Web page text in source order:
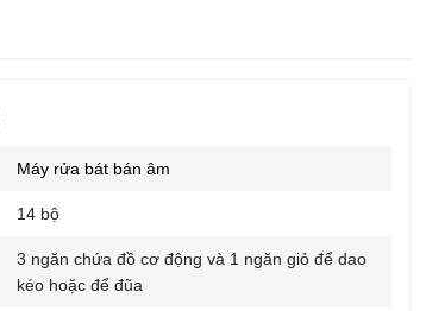
Máy rửa bát bán âm
14 bộ
3 ngăn chứa đồ cơ động và 1 ngăn giỏ để dao
kéo hoặc để đũa